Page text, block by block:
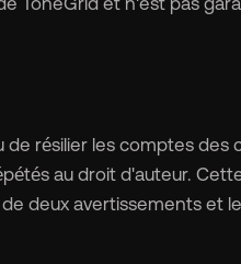
résilier les comptes des
au droit d'auteur.
deux avertissements et